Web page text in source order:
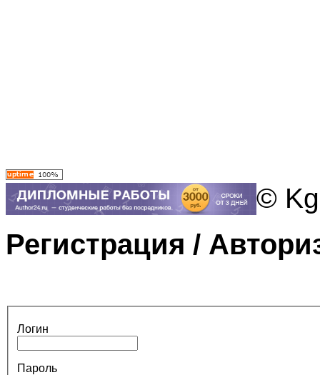
©
Регистрация /
Логин
Пароль